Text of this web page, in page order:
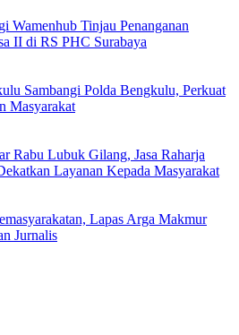
Wamenhub Tinjau Penanganan
II di RS PHC Surabaya
Sambangi Polda Bengkulu, Perkuat
Masyarakat
Rabu Lubuk Gilang, Jasa Raharja
Layanan Kepada Masyarakat
Lapas Arga Makmur
Jurnalis